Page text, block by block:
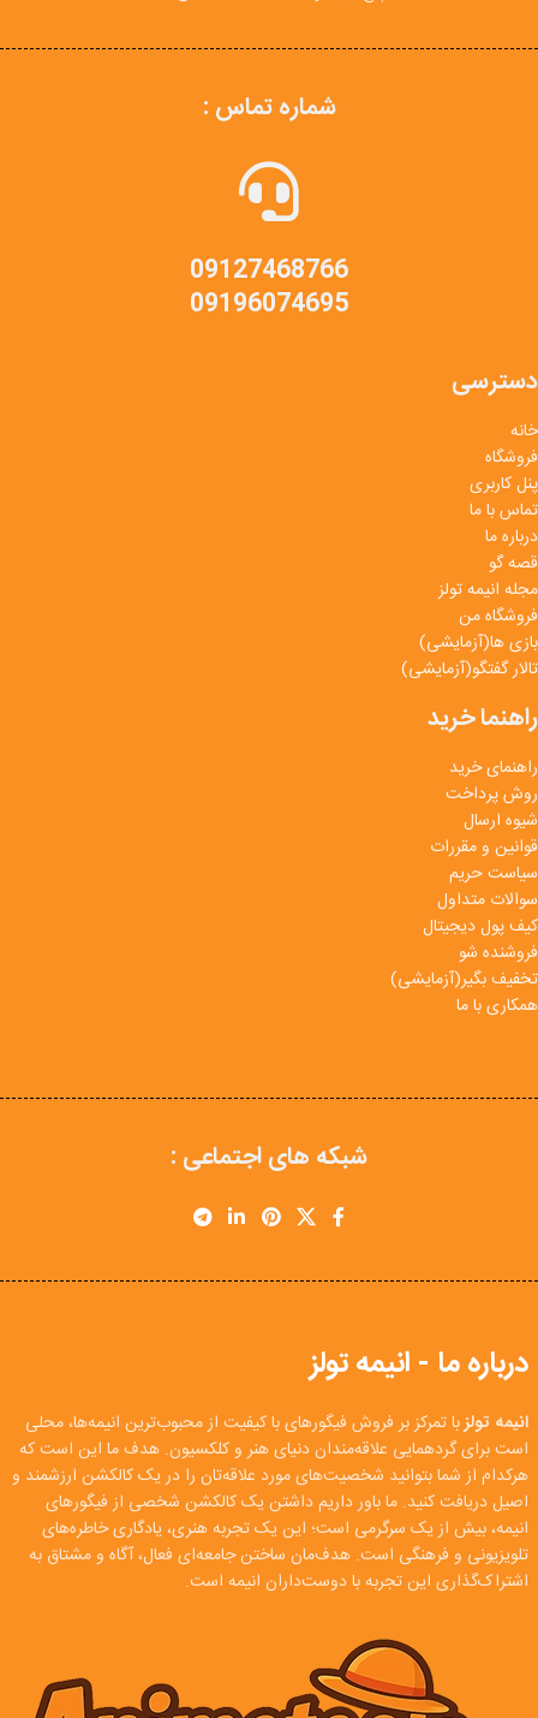
شماره تماس :
09127468766
09196074695
دسترسی
خانه
فروشگاه
پنل کاربری
تماس با ما
درباره ما
قصه گو
مجله انیمه تولز
فروشگاه من
بازی ها(آزمایشی)
تالار گفتگو(آزمایشی)
راهنما خرید
راهنمای خرید
روش پرداخت
شیوه ارسال
قوانین و مقررات
سیاست حریم
سوالات متداول
کیف پول دیجیتال
فروشنده شو
تخفیف بگیر(آزمایشی)
همکاری با ما
شبکه های اجتماعی :
درباره ما - انیمه تولز
انیمه تولزبا تمرکز بر فروش فیگورهای با کیفیت از محبوب‌ترین انیمه‌ها، محلی
است برای گردهمایی علاقه‌مندان دنیای هنر و کلکسیون. هدف ما این است که
هرکدام از شما بتوانید شخصیت‌های مورد علاقه‌تان را در یک کالکشن ارزشمند و
اصیل دریافت کنید. ما باور داریم داشتن یک کالکشن شخصی از فیگورهای
انیمه، بیش از یک سرگرمی است؛ این یک تجربه هنری، یادگاری خاطره‌های
تلویزیونی و فرهنگی است. هدف‌مان ساختن جامعه‌ای فعال، آگاه و مشتاق به
اشتراک‌گذاری این تجربه با دوست‌داران انیمه است.